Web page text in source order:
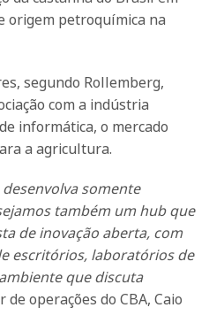
origem petroquímica na
segundo Rollemberg,
com a indústria
informática, o mercado
a agricultura.
desenvolva somente
também um hub que
de inovação aberta, com
escritórios, laboratórios de
que discuta
operações do CBA, Caio